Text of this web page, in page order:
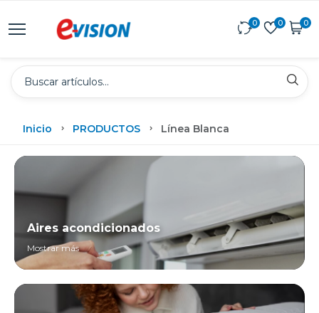
0 0 0
Inicio PRODUCTOS Línea Blanca
Aires acondicionados
Mostrar más